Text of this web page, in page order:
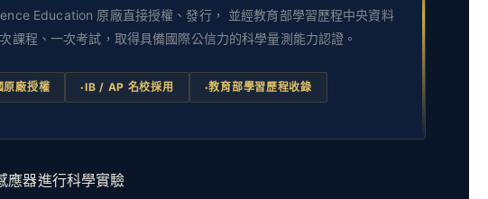
Education 原廠直接授權、發行， 並經教育部學習歷程中央資料
課程、一次考試，取得具備國際公信力的科學量測能力認證。
原廠授權 IB / AP 名校採用 教育部學習歷程收錄